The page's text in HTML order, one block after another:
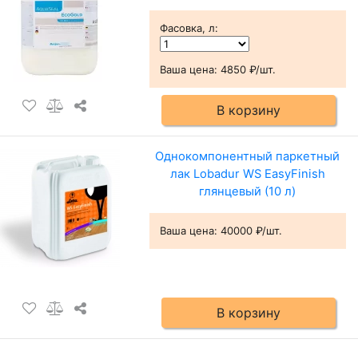
Фасовка, л:
Ваша цена: 4850 ₽/шт.
В корзину
Однокомпонентный паркетный
лак Lobadur WS EasyFinish
глянцевый (10 л)
Ваша цена: 40000 ₽/шт.
В корзину